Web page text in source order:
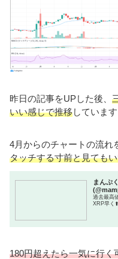
昨日の記事をUPした後、
いい感じで推移しています
4月からのチャートの流れ
タッチする寸前と見ても
まんぷ
過去最高
XRP早く
180円超えたら一気に行く